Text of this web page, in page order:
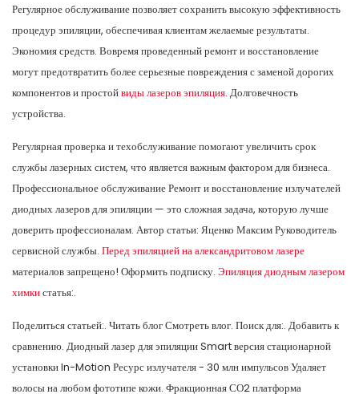
Регулярное обслуживание позволяет сохранить высокую эффективность
процедур эпиляции, обеспечивая клиентам желаемые результаты.
Экономия средств. Вовремя проведенный ремонт и восстановление
могут предотвратить более серьезные повреждения с заменой дорогих
компонентов и простойвиды лазеров эпиляция. Долговечность
устройства.
Регулярная проверка и техобслуживание помогают увеличить срок
службы лазерных систем, что является важным фактором для бизнеса.
Профессиональное обслуживание Ремонт и восстановление излучателей
диодных лазеров для эпиляции — это сложная задача, которую лучше
доверить профессионалам. Автор статьи: Яценко Максим Руководитель
сервисной службы. Перед эпиляцией на александритовом лазере
материалов запрещено! Оформить подписку. Эпиляция диодным лазером
химкистатья:.
Поделиться статьей:. Читать блог Смотреть влог. Поиск для:. Добавить к
сравнению. Диодный лазер для эпиляции Smart версия стационарной
установки In-Motion Ресурс излучателя - 30 млн импульсов Удаляет
волосы на любом фототипе кожи. Фракционная СО2 платформа